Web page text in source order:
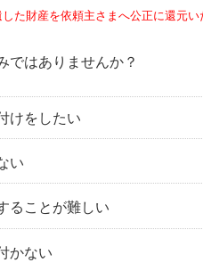
た財産を依頼主さまへ公正に還元い
ではありませんか？
けをしたい
い
ることが難しい
かない